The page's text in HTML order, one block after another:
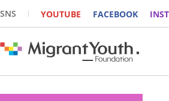
SNS YOUTUBE FACEBOOK